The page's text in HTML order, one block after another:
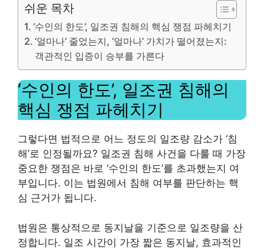
쉬운 목차
‘수인의 한도’, 일조권 침해의 핵심 쟁점 파헤치기
‘얼마나’ 줄었는지, ‘얼마나’ 가치가 떨어졌는지:
객관적인 입증이 승부를 가른다
‘수인의 한도’, 일조권 침해의
핵심 쟁점 파헤치기
그렇다면 법적으로 어느 정도의 일조량 감소가 ‘침
해’로 인정될까요? 일조권 침해 사건을 다룰 때 가장
중요한 쟁점은 바로 ‘수인의 한도’를 초과했는지 여
부입니다. 이는 법원에서 침해 여부를 판단하는 핵
심 근거가 됩니다.
법원은 통상적으로 동지날을 기준으로 일조량을 산
정합니다. 일조 시간이 가장 짧은 동지날, 효과적인